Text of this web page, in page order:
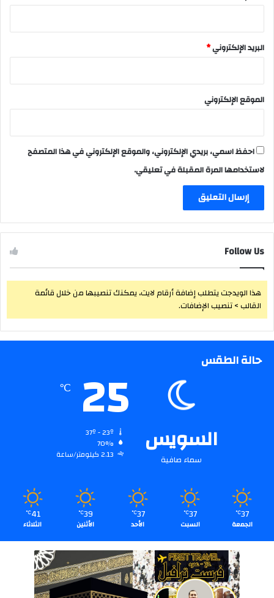
البريد الإلكتروني*
الموقع الإلكتروني
احفظ اسمي، بريدي الإلكتروني، والموقع الإلكتروني في هذا المتصفح
لاستخدامها المرة المقبلة في تعليقي.
Follow Us
هذا الويدجت يتطلب إضافة أرقام لايت، يمكنك تنصيبها من خلال قائمة
القالب > تنصيب الإضافات.
حالة الطقس
السويس
سماء صافية
25
℃
70%
2.13 كيلومتر/ساعة
37
℃
الجمعة
37
℃
السبت
37
℃
الأحد
39
℃
الأثنين
41
℃
الثلاثاء